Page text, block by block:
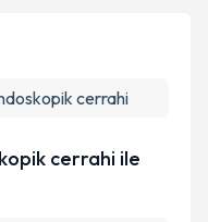
cerrahi
cerrahi ile